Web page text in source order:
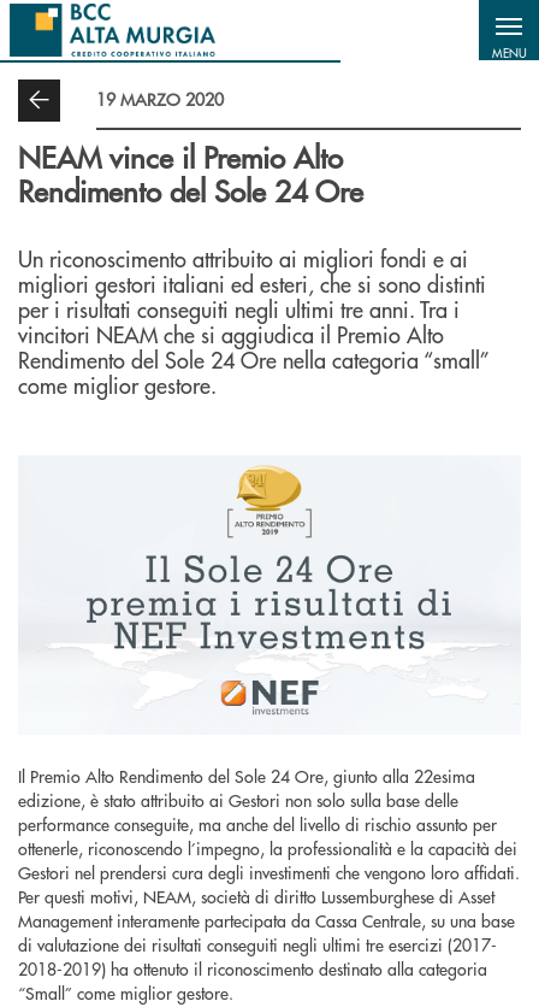
Salta al contenuto principale
MENU
19 MARZO 2020
NEAM vince il Premio Alto
Rendimento del Sole 24 Ore
Un riconoscimento attribuito ai migliori fondi e ai
migliori gestori italiani ed esteri, che si sono distinti
per i risultati conseguiti negli ultimi tre anni. Tra i
vincitori NEAM che si aggiudica il Premio Alto
Rendimento del Sole 24 Ore nella categoria “small”
come miglior gestore.
Il Premio Alto Rendimento del Sole 24 Ore, giunto alla 22esima
edizione, è stato attribuito ai Gestori non solo sulla base delle
performance conseguite, ma anche del livello di rischio assunto per
ottenerle, riconoscendo l’impegno, la professionalità e la capacità dei
Gestori nel prendersi cura degli investimenti che vengono loro affidati.
Per questi motivi, NEAM, società di diritto Lussemburghese di Asset
Management interamente partecipata da Cassa Centrale, su una base
di valutazione dei risultati conseguiti negli ultimi tre esercizi (2017-
2018-2019) ha ottenuto il riconoscimento destinato alla categoria
“Small” come miglior gestore.